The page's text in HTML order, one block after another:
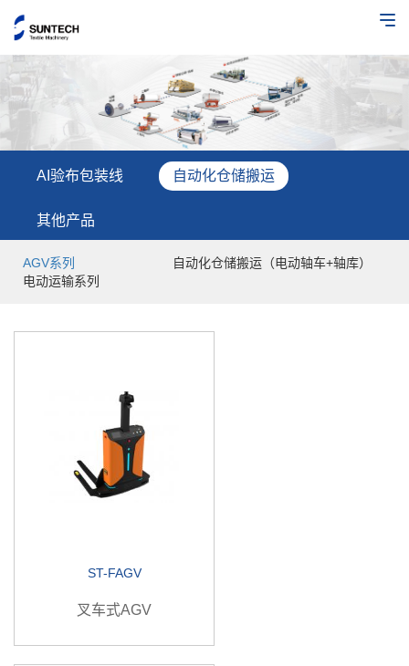
AI验布包装线 自动化仓储搬运
其他产品
AGV系列
自动化仓储搬运（电动轴车+轴库）
电动运输系列
ST-FAGV
叉车式AGV